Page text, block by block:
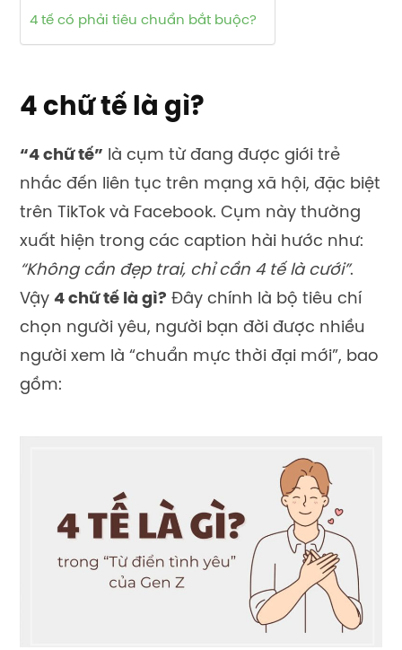
4 tế có phải tiêu chuẩn bắt buộc?
4 chữ tế là gì?
“4 chữ tế” là cụm từ đang được giới trẻ
nhắc đến liên tục trên mạng xã hội, đặc biệt
trên TikTok và Facebook. Cụm này thường
xuất hiện trong các caption hài hước như:
“Không cần đẹp trai, chỉ cần 4 tế là cưới”.
Vậy 4 chữ tế là gì? Đây chính là bộ tiêu chí
chọn người yêu, người bạn đời được nhiều
người xem là “chuẩn mực thời đại mới”, bao
gồm: